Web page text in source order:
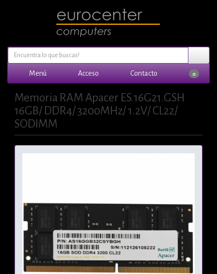
Menú Acceso Contacto 0
Memoria RAM Apacer ES.16G21.GSH
16GB/ DDR4/ 3200MHz/ 1.2V/ CL22/
SODIMM